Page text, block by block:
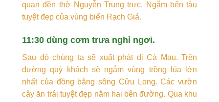
quan đền thờ Nguyễn Trung trực. Ngắm bến tàu
tuyệt đẹp của vùng biển Rạch Giá.
11:30 dùng cơm trưa nghỉ ngơi.
Sau đó chúng ta sẽ xuất phát đi Cà Mau. Trên
đường quý khách sẽ ngắm vùng trồng lúa lớn
nhất của đồng bằng sông Cửu Long. Các vườn
cây ăn trái tuyệt đẹp nằm hai bên đường. Qua khu